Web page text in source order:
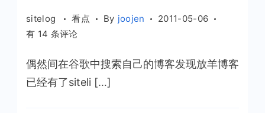
sitelog 看点 By joojen
2011-05-06
放
博
客
有 14 条评论
偶然间在谷歌中搜索自己的博客发现放羊博客
已经有了siteli […]